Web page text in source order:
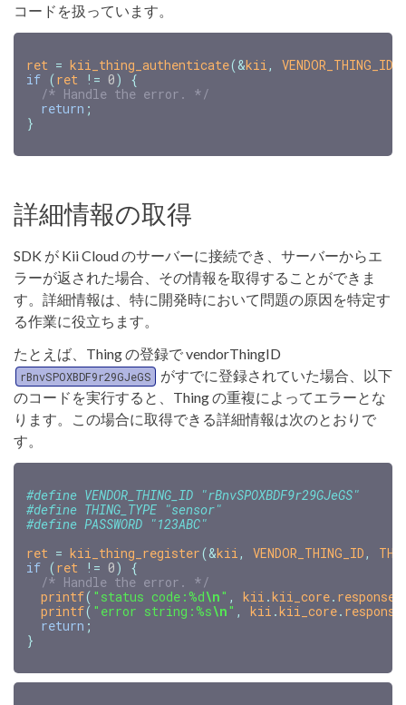
コードを扱っています。
ret = kii_thing_authenticate(&kii, VENDOR_THING_ID
if (ret != 0)
{
/* Handle the error. */
return ;
}
詳細情報の取得
SDK が Kii Cloud のサーバーに接続でき、サーバーからエ
ラーが返された場合、その情報を取得することができま
す。詳細情報は、特に開発時において問題の原因を特定す
る作業に役立ちます。
たとえば、Thing の登録で vendorThingID
rBnvSPOXBDF9r29GJeGS
がすでに登録されていた場合、以下
のコードを実行すると、Thing の重複によってエラーとな
ります。この場合に取得できる詳細情報は次のとおりで
す。
#define VENDOR_THING_ID "rBnvSPOXBDF9r29GJeGS"
#define THING_TYPE "sensor"
ret = kii_thing_register(&kii, VENDOR_THING_ID,
if (ret != 0)
{
/* Handle the error. */
printf( "status code:%d\n" , kii .kii_core.
printf( "error string:%s\n" , kii .kii_core.
return ;
}